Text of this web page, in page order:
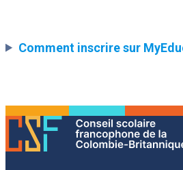
Comment inscrire sur